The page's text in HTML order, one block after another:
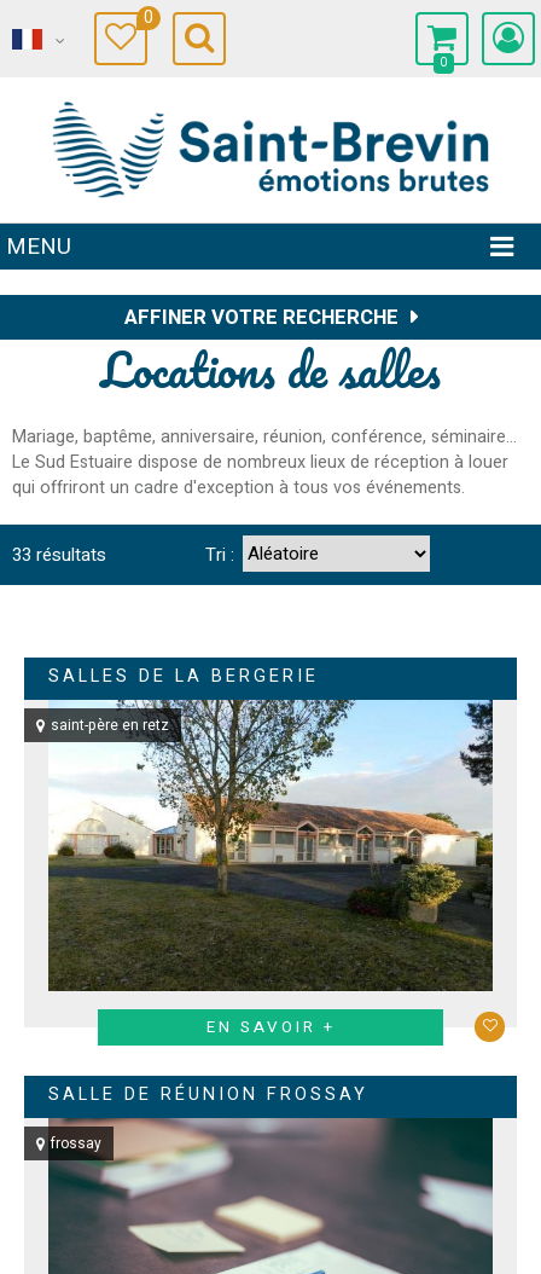
0
0
MENU
AFFINER VOTRE RECHERCHE
Locations de salles
Mariage, baptême, anniversaire, réunion, conférence, séminaire...
Le Sud Estuaire dispose de nombreux lieux de réception à louer
qui offriront un cadre d'exception à tous vos événements.
33 résultats Tri :
SALLES DE LA BERGERIE
saint-père en retz
EN SAVOIR +
SALLE DE RÉUNION FROSSAY
frossay